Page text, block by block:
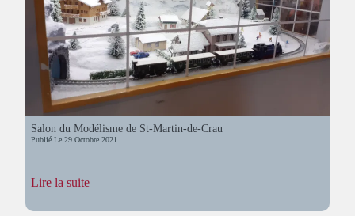
Salon du Modélisme de St-Martin-de-Crau
Publié Le29 Octobre 2021
Lire la suite:
du